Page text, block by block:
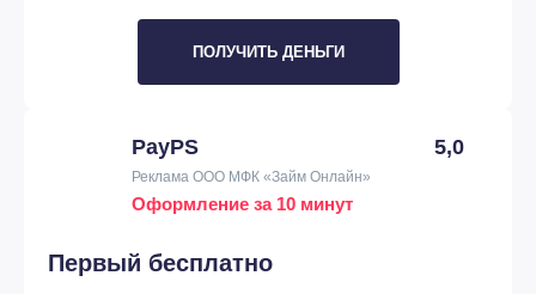
ПОЛУЧИТЬ ДЕНЬГИ
PayPS 5,0
Реклама ООО МФК «Займ Онлайн»
Оформление за 10 минут
Первый бесплатно